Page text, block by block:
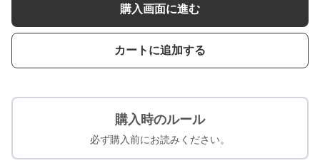
購入画面に進む
カートに追加する
購入時のルール
必ず購入前にお読みください。